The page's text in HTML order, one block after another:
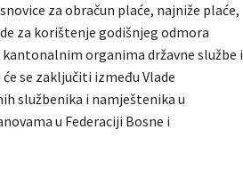
za obračun plaće, najniže plaće,
za korištenje godišnjeg odmora
organima državne službe i
se zaključiti između Vlade
službenika i namještenika u
u Federaciji Bosne i